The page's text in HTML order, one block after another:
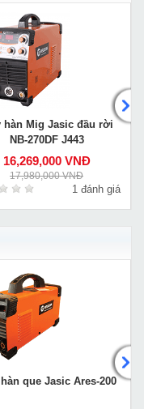
hàn Mig Jasic đầu rời
NB-270DF J443
16,269,000 VNĐ
17,980,000 VNĐ
1 đánh giá
hàn que Jasic Ares-200